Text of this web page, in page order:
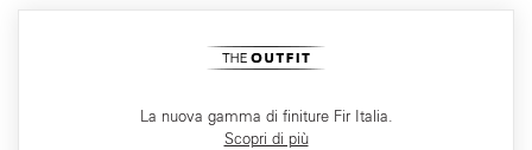
La nuova gamma di finiture Fir Italia.
Scopri di più